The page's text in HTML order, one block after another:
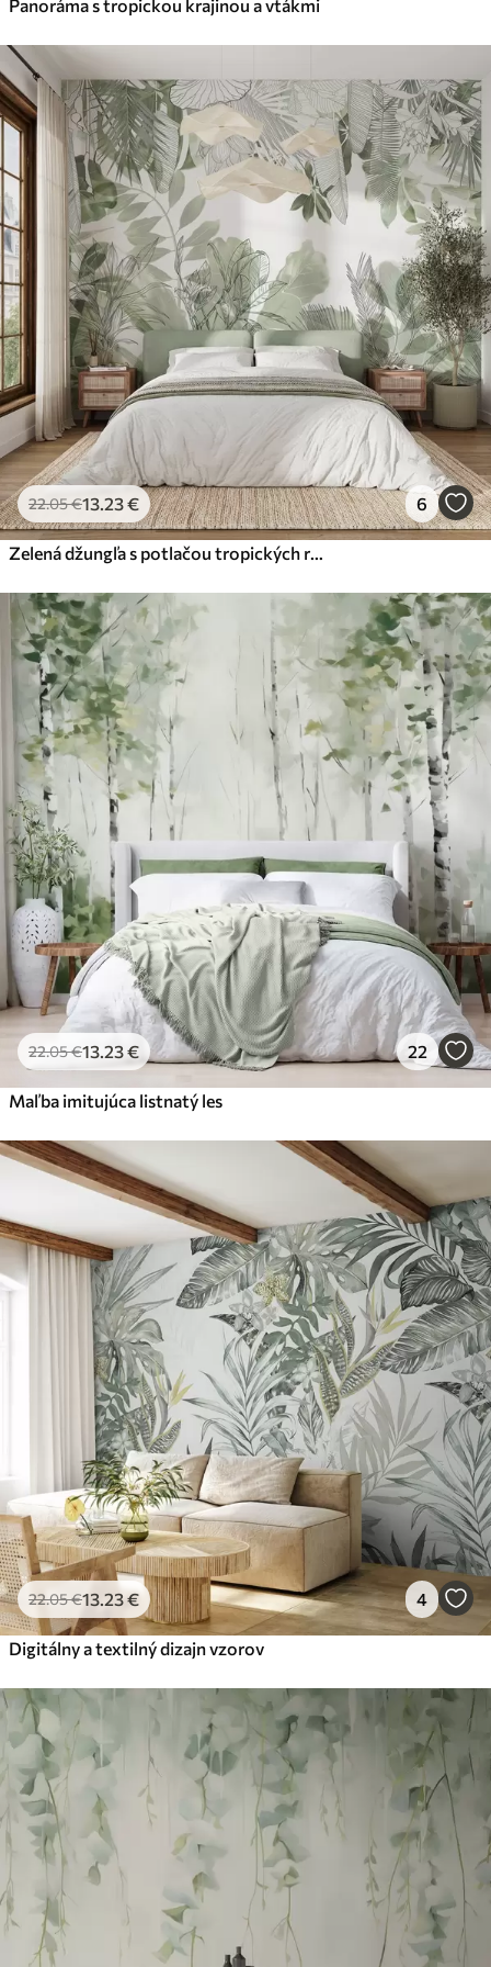
Panoráma s tropickou krajinou a vtákmi
22.05€13 .23€ 6
22.05€13 .23€ 22
Maľba imitujúca listnatý les
22.05€13 .23€ 4
Digitálny a textilný dizajn vzorov